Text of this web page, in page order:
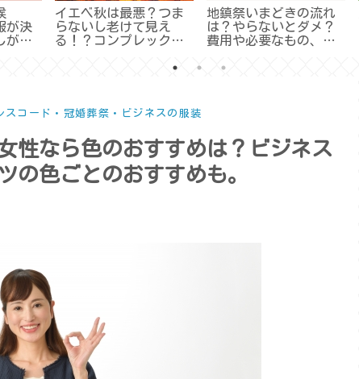
が決
がで
イエベ秋は最悪？つま
らないし老けて見え
る！？コンプレックス
地鎮祭いまどきの流れ
は？やらないとダメ？
費用や必要なもの、服
め】
スコード・冠婚葬祭・ビジネスの服装
性なら色のおすすめは？ビジネス
の色ごとのおすすめも。